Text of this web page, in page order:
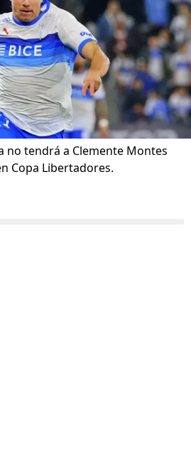
no tendrá a Clemente Montes
Copa Libertadores.